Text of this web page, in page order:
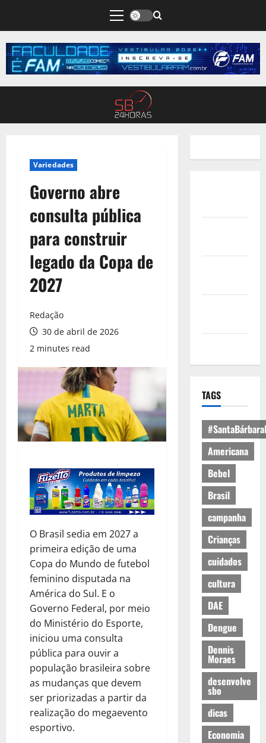
Variedades
Governo abre
consulta pública
para construir
legado da Copa de
2027
Redação
30 de abril de 2026
2 minutes read
O Brasil sedia em 2027 a
primeira edição de uma
Copa do Mundo de futebol
feminino disputada na
América do Sul. E o
Governo Federal, por meio
do Ministério do Esporte,
iniciou uma consulta
pública para ouvir a
população brasileira sobre
as mudanças que devem
ser priorizadas a partir da
realização do megaevento
esportivo.
TAGS
Americana
Bebel
Brasil
campanha
Crianças
cuidados
cultura
DAE
Dengue
Dennis
Moraes
desenvolve
sbo
dicas
Economia